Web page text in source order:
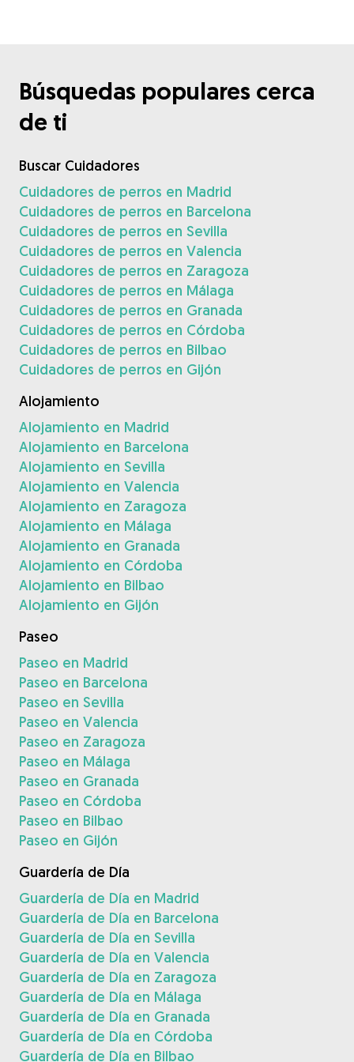
Búsquedas populares cerca
de ti
Buscar Cuidadores
Cuidadores de perros en Madrid
Cuidadores de perros en Barcelona
Cuidadores de perros en Sevilla
Cuidadores de perros en Valencia
Cuidadores de perros en Zaragoza
Cuidadores de perros en Málaga
Cuidadores de perros en Granada
Cuidadores de perros en Córdoba
Cuidadores de perros en Bilbao
Cuidadores de perros en Gijón
Alojamiento
Alojamiento en Madrid
Alojamiento en Barcelona
Alojamiento en Sevilla
Alojamiento en Valencia
Alojamiento en Zaragoza
Alojamiento en Málaga
Alojamiento en Granada
Alojamiento en Córdoba
Alojamiento en Bilbao
Alojamiento en Gijón
Paseo
Paseo en Madrid
Paseo en Barcelona
Paseo en Sevilla
Paseo en Valencia
Paseo en Zaragoza
Paseo en Málaga
Paseo en Granada
Paseo en Córdoba
Paseo en Bilbao
Paseo en Gijón
Guardería de Día
Guardería de Día en Madrid
Guardería de Día en Barcelona
Guardería de Día en Sevilla
Guardería de Día en Valencia
Guardería de Día en Zaragoza
Guardería de Día en Málaga
Guardería de Día en Granada
Guardería de Día en Córdoba
Guardería de Día en Bilbao